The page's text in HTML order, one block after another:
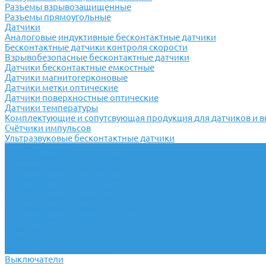
Разъемы взрывозащищенные
Разъемы прямоугольные
Датчики
Аналоговые индуктивные бесконтактные датчики
Бесконтактные датчики контроля скорости
Взрывобезопасные бесконтактные датчики
Датчики бесконтактные емкостные
Датчики магнитогерконовые
Датчики метки оптические
Датчики поверхностные оптические
Датчики температуры
Комплектующие и сопутсвующая продукция для датчиков и
Счётчики импульсов
Ультразвуковые бесконтактные датчики
Выключатели